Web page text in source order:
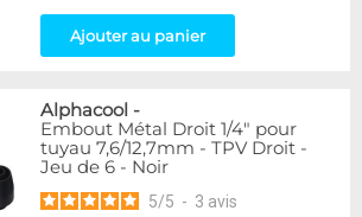
Ajouter au panier
Alphacool -
Embout Métal Droit 1/4" pour
tuyau 7,6/12,7mm - TPV Droit -
Jeu de 6 - Noir
5/5 - 3 avis